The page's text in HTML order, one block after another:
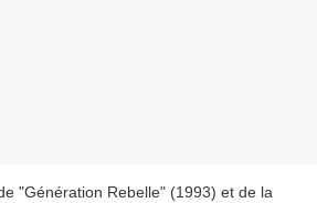
"Génération Rebelle" (1993) et de la